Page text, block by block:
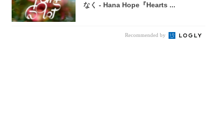
なく - Hana Hope『Hearts ...
Recommended by